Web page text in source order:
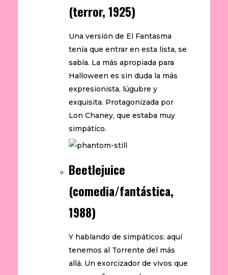
(terror, 1925)
Una versión de El Fantasma
tenía que entrar en esta lista, se
sabía. La más apropiada para
Halloween es sin duda la más
expresionista, lúgubre y
exquisita. Protagonizada por
Lon Chaney, que estaba muy
simpático.
Beetlejuice
(comedia/fantástica,
1988)
Y hablando de simpáticos: aquí
tenemos al Torrente del más
allá. Un exorcizador de vivos que